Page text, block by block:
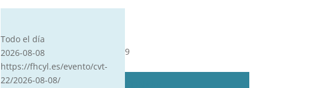
Todo el día
2026-08-08
https://fhcyl.es/evento/cvt-
22/2026-08-08/
9